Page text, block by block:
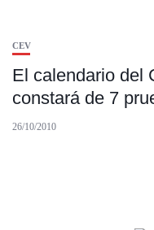
CEV
El calendario del
constará de 7
26/10/2010